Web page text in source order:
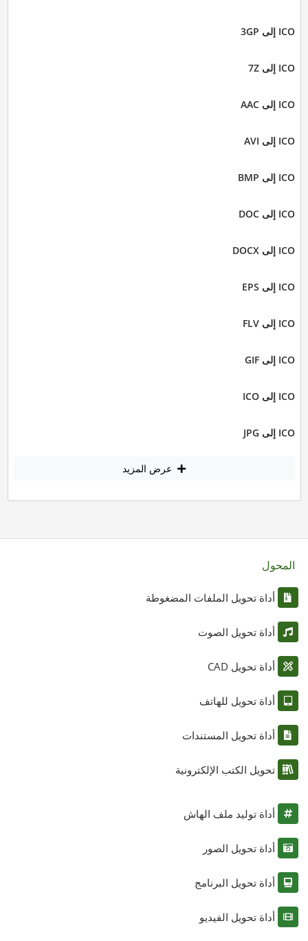
ICO إلى 3GP
ICO إلى 7Z
ICO إلى AAC
ICO إلى AVI
ICO إلى BMP
ICO إلى DOC
ICO إلى DOCX
ICO إلى EPS
ICO إلى FLV
ICO إلى GIF
ICO إلى ICO
ICO إلى JPG
عرض المزيد
المحول
أداة تحويل الملفات المضغوطة
أداة تحويل الصوت
أداة تحويل CAD
أداة تحويل للهاتف
أداة تحويل المستندات
تحويل الكتب الإلكترونية
أداة توليد ملف الهاش
أداة تحويل الصور
أداة تحويل البرنامج
أداة تحويل الفيديو